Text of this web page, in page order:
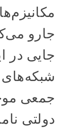
جارو
جایی در
شبکه‌های
جمعی
دولتی